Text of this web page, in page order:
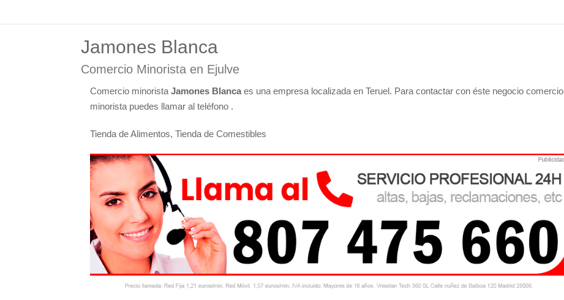
Jamones Blanca
Comercio Minorista en Ejulve
Comercio minorista Jamones Blanca es una empresa localizada en Teruel. Para contactar con éste negocio comercio
minorista puedes llamar al teléfono .
Tienda de Alimentos, Tienda de Comestibles